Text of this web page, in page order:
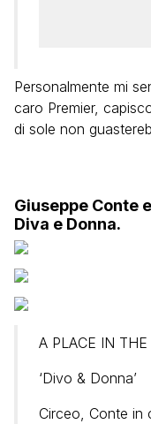
Personalmente mi
caro Premier,
di sole non
Giuseppe Conte
Diva e Donna.
A PLACE IN
‘Divo & Donna’
Circeo, Conte in